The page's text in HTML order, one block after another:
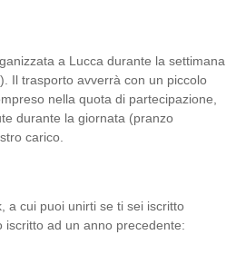
a Lucca durante la settimana
Il trasporto avverrà con un piccolo
nella quota di partecipazione,
durante la giornata (pranzo
carico.
a cui puoi unirti se ti sei iscritto
iscritto ad un anno precedente: